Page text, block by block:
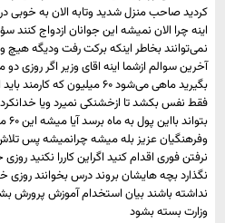
کردید صاحب منزل شدید وتابه الان به خوبی
اینه چرا الان نمیشه این جوانان ازدواج کنند
نمی‌توانند بخاطر اینکه برکت رفت ودیگه
آخرین سوالم ازشما اینه اقای وزیر اگر روزی
بگیرید ماهی می‌شود ۶۰ میلیون
فقط نفس بکشد تا ازخشنکی نمیرد ویا
وفرهنگیان عزیز بله میشه چرانمیشه پس
نرفتن فوری اقدام کنید اگراین کاررا نکنید
نگذارد بچه هایشان بروند درس بخوانند
نداشته باشند بیان استخدام آموزش پرورش
وزارت بسته بشود